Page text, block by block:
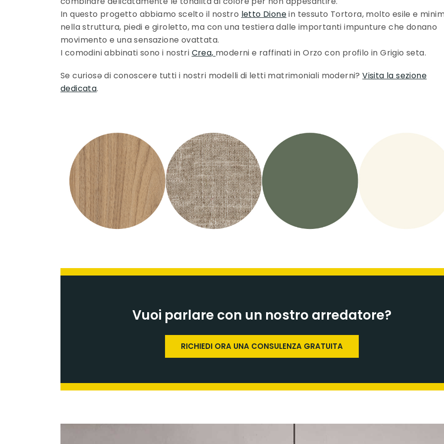
In questo progetto abbiamo scelto il nostro letto Dionein tessuto Tortora, molto esile e
nella struttura, piedi e giroletto, ma con una testiera dalle importanti impunture che donano
movimento e una sensazione ovattata.
I comodini abbinati sono i nostri Crea, moderni e raffinati in Orzo con profilo in Grigio seta.
Se curiosə di conoscere tutti i nostri modelli di letti matrimoniali moderni?Visita la sezione
dedicata.
Vuoi parlare con un nostro arredatore?
RICHIEDI ORA UNA CONSULENZA GRATUITA